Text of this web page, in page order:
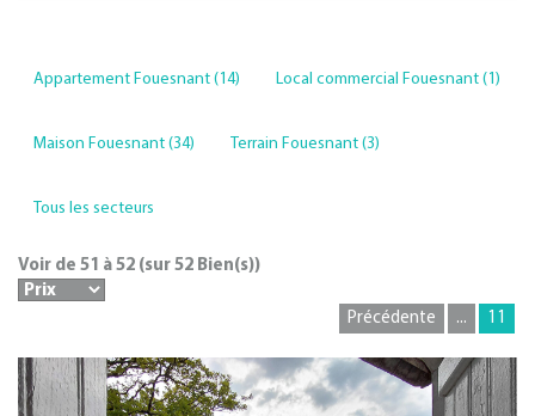
Appartement Fouesnant (14) Local commercial Fouesnant (1)
Maison Fouesnant (34) Terrain Fouesnant (3)
Tous les secteurs
Voir de 51 à 52 (sur 52 Bien(s))
Précédente ... 11